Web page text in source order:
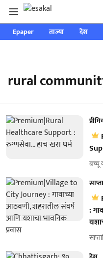
Epaper ताज्या देश
rural
बच्चू
: